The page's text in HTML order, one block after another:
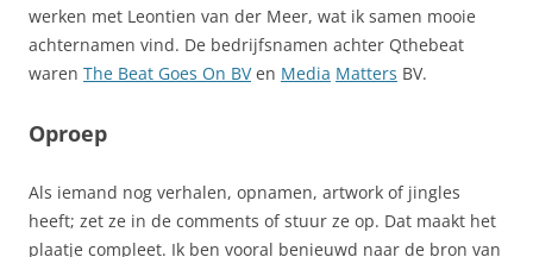
werken met Leontien van der Meer, wat ik samen mooie
achternamen vind. De bedrijfsnamen achter Qthebeat
waren The Beat Goes On BVen Media Matters BV.
Oproep
Als iemand nog verhalen, opnamen, artwork of jingles
heeft; zet ze in de comments of stuur ze op. Dat maakt het
plaatje compleet. Ik ben vooral benieuwd naar de bron van